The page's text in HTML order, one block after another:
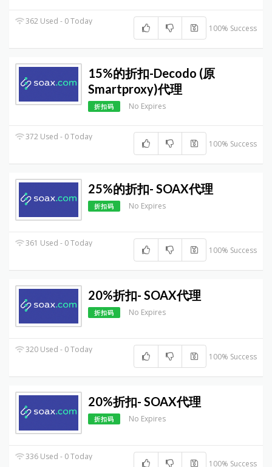
362 Used - 0 Today
100% Success
15%的折扣-Decodo (原
Smartproxy)代理
折扣码 No Expires
372 Used - 0 Today
100% Success
25%的折扣- SOAX代理
折扣码 No Expires
361 Used - 0 Today
100% Success
20%折扣- SOAX代理
折扣码 No Expires
320 Used - 0 Today
100% Success
20%折扣- SOAX代理
折扣码 No Expires
336 Used - 0 Today
100% Success